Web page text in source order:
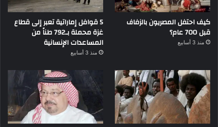
كيف احتفل المصريون بالزفاف
قبل 700 عام؟
منذ 3 أسابيع
5 قوافل إماراتية تعبر إلى قطاع
غزة محملة بـ792 طناً من
المساعدات الإنسانية
منذ 3 أسابيع